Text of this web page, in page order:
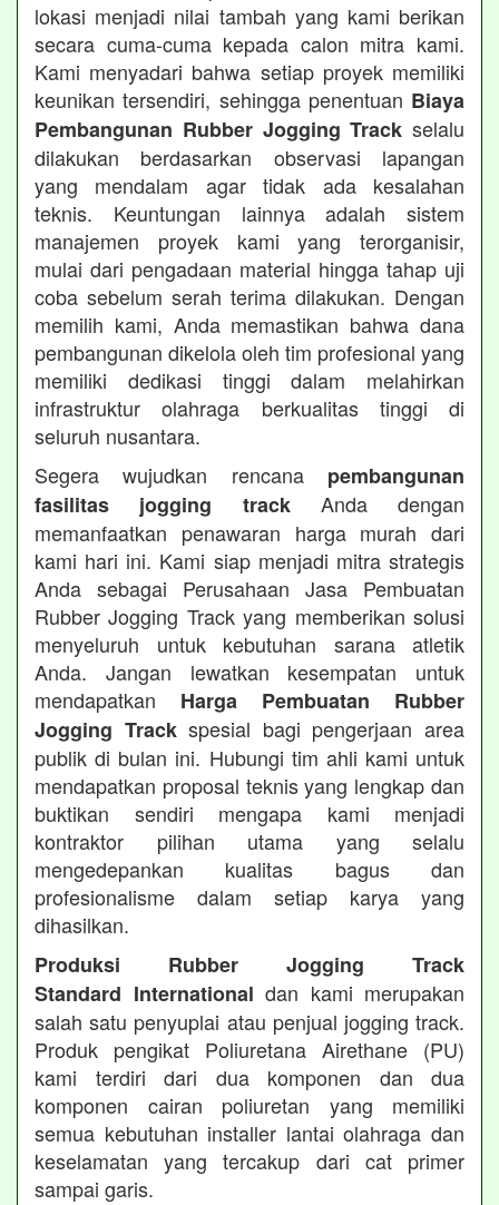
lokasi menjadi nilai tambah yang kami berikan
secara cuma-cuma kepada calon mitra kami.
Kami menyadari bahwa setiap proyek memiliki
keunikan tersendiri, sehingga penentuan Biaya
Pembangunan Rubber Jogging Track selalu
dilakukan berdasarkan observasi lapangan
yang mendalam agar tidak ada kesalahan
teknis. Keuntungan lainnya adalah sistem
manajemen proyek kami yang terorganisir,
mulai dari pengadaan material hingga tahap uji
coba sebelum serah terima dilakukan. Dengan
memilih kami, Anda memastikan bahwa dana
pembangunan dikelola oleh tim profesional yang
memiliki dedikasi tinggi dalam melahirkan
infrastruktur olahraga berkualitas tinggi di
seluruh nusantara.
Segera wujudkan rencana pembangunan
fasilitas jogging trackAnda dengan
memanfaatkan penawaran harga murah dari
kami hari ini. Kami siap menjadi mitra strategis
Anda sebagai Perusahaan Jasa Pembuatan
Rubber Jogging Track yang memberikan solusi
menyeluruh untuk kebutuhan sarana atletik
Anda. Jangan lewatkan kesempatan untuk
mendapatkan Harga Pembuatan Rubber
Jogging Trackspesial bagi pengerjaan area
publik di bulan ini. Hubungi tim ahli kami untuk
mendapatkan proposal teknis yang lengkap dan
buktikan sendiri mengapa kami menjadi
kontraktor pilihan utama yang selalu
mengedepankan kualitas bagus dan
profesionalisme dalam setiap karya yang
dihasilkan.
Produksi Rubber Jogging Track
Standard International dan kami merupakan
salah satu penyuplai atau penjual jogging track.
Produk pengikat Poliuretana Airethane (PU)
kami terdiri dari dua komponen dan dua
komponen cairan poliuretan yang memiliki
semua kebutuhan installer lantai olahraga dan
keselamatan yang tercakup dari cat primer
sampai garis.